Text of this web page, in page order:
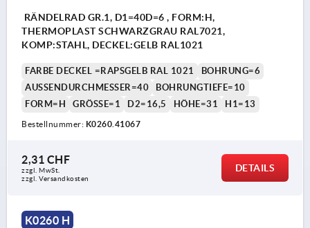
RÄNDELRAD GR.1, D1=40D=6 , FORM:H,
THERMOPLAST SCHWARZGRAU RAL7021,
KOMP:STAHL, DECKEL:GELB RAL1021
FARBE DECKEL =RAPSGELB RAL 1021
BOHRUNG=6
AUSSENDURCHMESSER=40
BOHRUNGTIEFE=10
FORM=H
GRÖSSE=1 D2=16,5 HÖHE=31 H1=13
Bestellnummer: K0260.41067
2,31 CHF
zzgl. MwSt.
zzgl. Versandkosten
DETAILS
K0260 H